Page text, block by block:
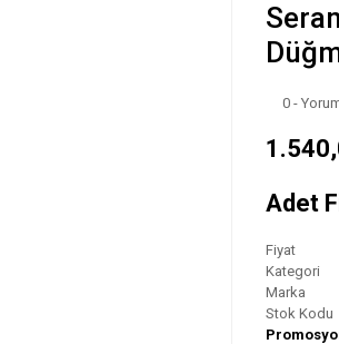
0 -
Adet
Fiyat
Kategori
Marka
Stok Kodu